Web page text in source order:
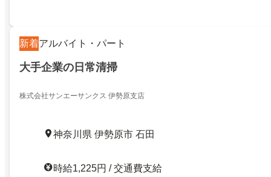
新着アルバイト・パート
大手企業の日常清掃
株式会社サンエーサンクス 伊勢原支店
神奈川県 伊勢原市 石田
時給1,225円 / 交通費支給